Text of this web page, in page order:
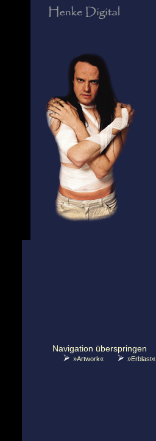
Navigation überspringen
»Artwork« »Erblast«